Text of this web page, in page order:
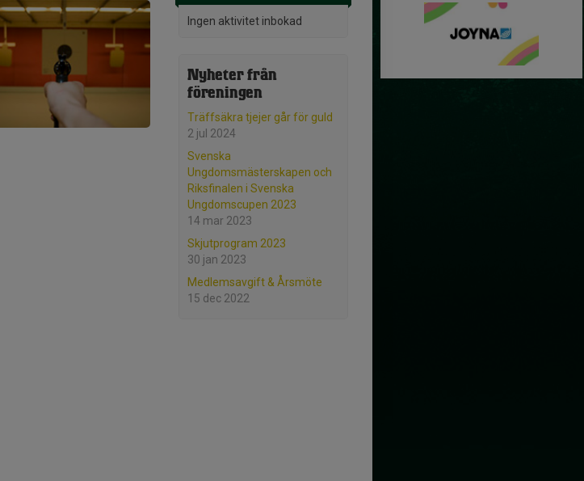
Ingen aktivitet inbokad
Nyheter från
föreningen
Träffsäkra tjejer går för guld
2 jul 2024
Svenska
Ungdomsmästerskapen och
Riksfinalen i Svenska
Ungdomscupen 2023
14 mar 2023
Skjutprogram 2023
30 jan 2023
Medlemsavgift & Årsmöte
15 dec 2022